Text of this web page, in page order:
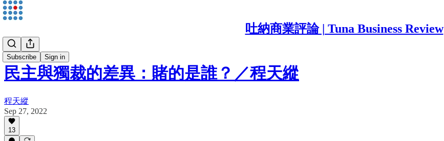
吐納商業評論 | Tuna Business Review
Subscribe Sign in
程天縱
民主與獨裁的差異：賭的是誰？／程天縱
程天縱
Sep 27, 2022
13